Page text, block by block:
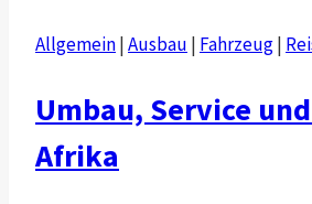
Allgemein|Ausbau | Fahrzeug|
Umbau, Service
Afrika